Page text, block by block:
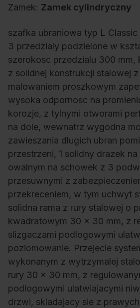
Zamek: Zamek cylindryczny
szafka ubraniowa typ L
3 przedzialy podzielone w
szerokosc przedzialu 300 mm,
z solidnej konstrukcji stalowej
malowaniem proszkowym
wysoka odpornosc na
korozje, z tylnymi otworami
na dole, wewnatrz wygodna
zawieszania dlugich ubran
przestrzeni, 1 solidny drazek
owalnym na schowek z 3
przesuwnymi z
przekreceniem, w tym uchwyt
solidna rama z rury stalowej o
kwadratowym 30 x 30 mm, z
slizgaczami podlogowymi
poziomowanie. Przejecie
wykonanym z wytrzymalej
rury 30 x 30 mm, z
podlogowymi ulatwiajacymi
drzwi, skladajacy sie z